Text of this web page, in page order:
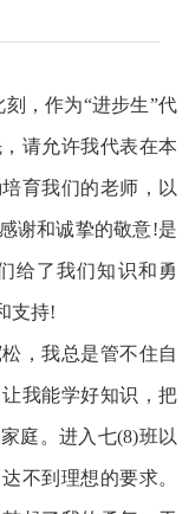
，作为“进步生”代
请允许我代表在本
育我们的老师，以
谢和诚挚的敬意!是
给了我们知识和勇
支持!
，我总是管不住自
我能学好知识，把
庭。进入七(8)班以
不到理想的要求。